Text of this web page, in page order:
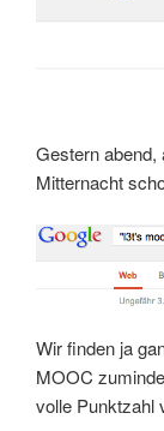
Gestern
Mitternacht
Wir finden ja
MOOC
volle Punktzahl